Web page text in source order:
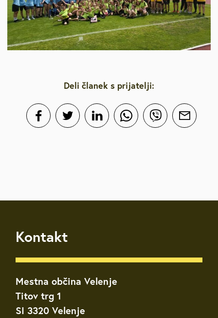
Deli članek s prijatelji:
Kontakt
Mestna občina Velenje
Titov trg 1
SI 3320 Velenje